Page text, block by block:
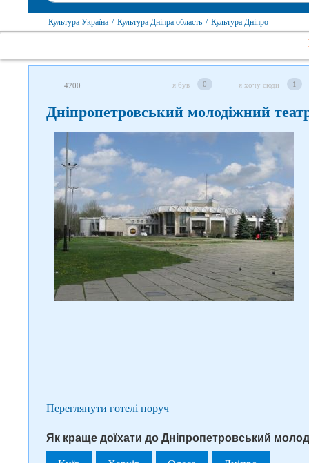
Культура Україна / Культура Дніпра область / Культура Дніпро
4200 я був 0 я хочу сюди 1
Дніпропетровський молодіжний
Переглянути готелі поруч
Як краще доїхати до Дніпропетровський
Слідкуйте за нами в соцмережах